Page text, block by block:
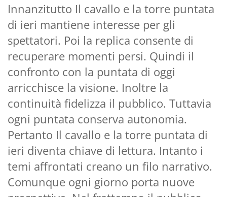
Innanzitutto Il cavallo e la torre puntata
di ieri mantiene interesse per gli
spettatori. Poi la replica consente di
recuperare momenti persi. Quindi il
confronto con la puntata di oggi
arricchisce la visione. Inoltre la
continuità fidelizza il pubblico. Tuttavia
ogni puntata conserva autonomia.
Pertanto Il cavallo e la torre puntata di
ieri diventa chiave di lettura. Intanto i
temi affrontati creano un filo narrativo.
Comunque ogni giorno porta nuove